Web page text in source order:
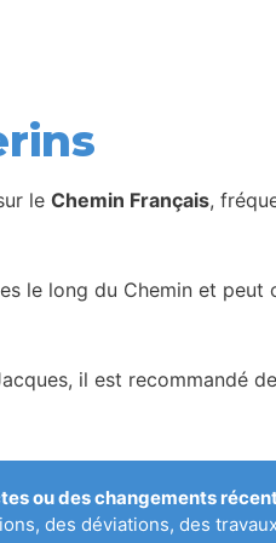
le Chemin Français,
le long du Chemin et
il est recommandé
ou des changements
des déviations, des